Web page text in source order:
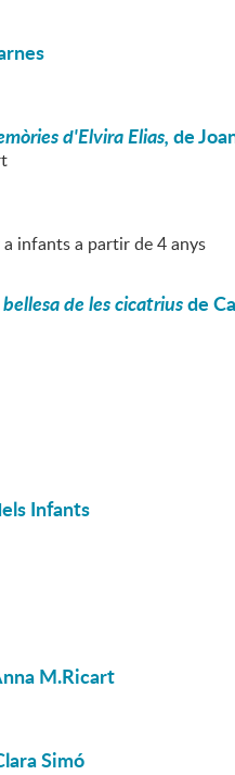
d'Elvira Elias,de
infants a partir de 4 anys
de les cicatriusde
Infants
M.Ricart
Simó